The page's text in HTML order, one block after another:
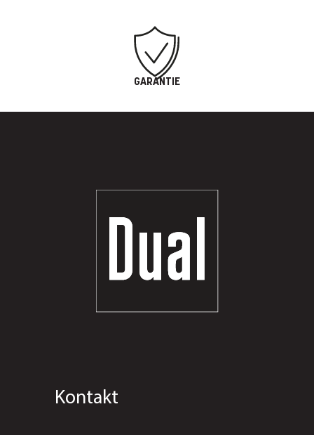
GARANTIE
Kontakt